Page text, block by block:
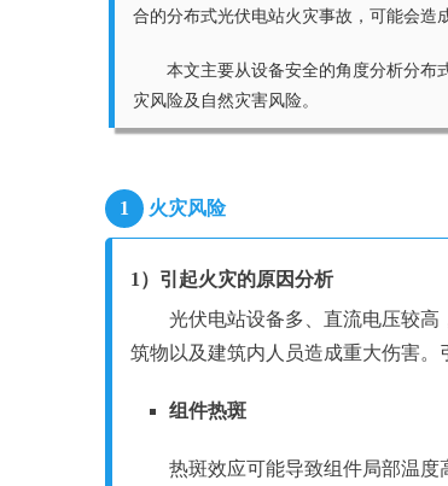
合的分布式光伏电站火灾事故，可能会造
本文主要从设备安全的角度分析分布
灾风险及自然灾害风险。
1 火灾风险
1）引起火灾的原因分析
光伏电站设备多、直流电压较
筑物以及建筑内人员造成重大伤害。
组件热斑
热斑效应可能导致组件局部温度